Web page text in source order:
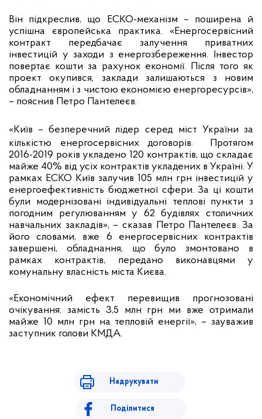
Він підкреслив, що ЕСКО-механізм – поширена й
успішна європейська практика. «Енергосервісний
контракт передбачає залучення приватних
інвестицій у заходи з енергозбереження. Інвестор
повертає кошти за рахунок економії. Після того як
проект окупився, заклади залишаються з новим
обладнанням і з чистою економією енергоресурсів»,
– пояснив Петро Пантелеєв.
«Київ – безперечний лідер серед міст України за
кількістю енергосервісних договорів. Протягом
2016-2019 років укладено 120 контрактів, що складає
майже 40% від усіх контрактів укладених в Україні. У
рамках ЕСКО Київ залучив 105 млн грн інвестицій у
енергоефективність бюджетної сфери. За ці кошти
були модернізовані індивідуальні теплові пункти з
погодним регулюванням у 62 будівлях столичних
навчальних закладів», – сказав Петро Пантелеєв. За
його словами, вже 6 енергосервісних контрактів
завершені, обладнання, що було змонтовано в
рамках контрактів, передано виконавцями у
комунальну власність міста Києва.
«Економічний ефект перевищив прогнозовані
очікування: замість 3,5 млн грн ми вже отримали
майже 10 млн грн на тепловій енергії», – зауважив
заступник голови КМДА.
Надрукувати
Поділитися